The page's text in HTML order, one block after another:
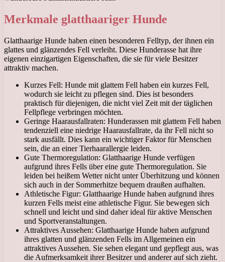
Merkmale glatthaariger Hunde
Glatthaarige Hunde haben einen besonderen Felltyp, der ihnen ein
glattes und glänzendes Fell verleiht. Diese Hunderasse hat ihre
eigenen einzigartigen Eigenschaften, die sie für viele Besitzer
attraktiv machen.
Kurzes Fell: Hunde mit glattem Fell haben ein kurzes Fell,
wodurch sie leicht zu pflegen sind. Dies ist besonders
praktisch für diejenigen, die nicht viel Zeit mit der täglichen
Fellpflege verbringen möchten.
Geringe Haarausfallraten: Hunderassen mit glattem Fell haben
tendenziell eine niedrige Haarausfallrate, da ihr Fell nicht so
stark ausfällt. Dies kann ein wichtiger Faktor für Menschen
sein, die an einer Tierhaarallergie leiden.
Gute Thermoregulation: Glatthaarige Hunde verfügen
aufgrund ihres Fells über eine gute Thermoregulation. Sie
leiden bei heißem Wetter nicht unter Überhitzung und können
sich auch in der Sommerhitze bequem draußen aufhalten.
Athletische Figur: Glatthaarige Hunde haben aufgrund ihres
kurzen Fells meist eine athletische Figur. Sie bewegen sich
schnell und leicht und sind daher ideal für aktive Menschen
und Sportveranstaltungen.
Attraktives Aussehen: Glatthaarige Hunde haben aufgrund
ihres glatten und glänzenden Fells im Allgemeinen ein
attraktives Aussehen. Sie sehen elegant und gepflegt aus, was
die Aufmerksamkeit ihrer Besitzer und anderer auf sich zieht.